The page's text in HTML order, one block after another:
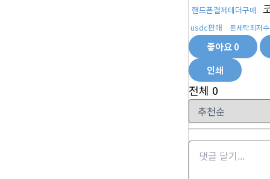
핸드폰결제테더구매
usdc판매 돈세탁최저
좋아요0
인쇄
전체 0